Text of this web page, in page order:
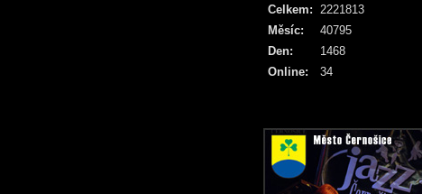
Online: 34
Celkem: 2221813
Měsíc:
40795
Den:
1468